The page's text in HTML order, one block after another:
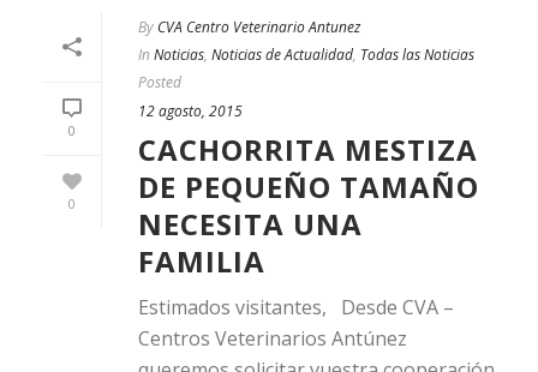
0
0
By CVA Centro Veterinario Antunez
In Noticias, Noticias de Actualidad, Todas las Noticias
Posted
12 agosto, 2015
CACHORRITA MESTIZA
DE PEQUEÑO TAMAÑO
NECESITA UNA
FAMILIA
Estimados visitantes, Desde CVA –
Centros Veterinarios Antúnez